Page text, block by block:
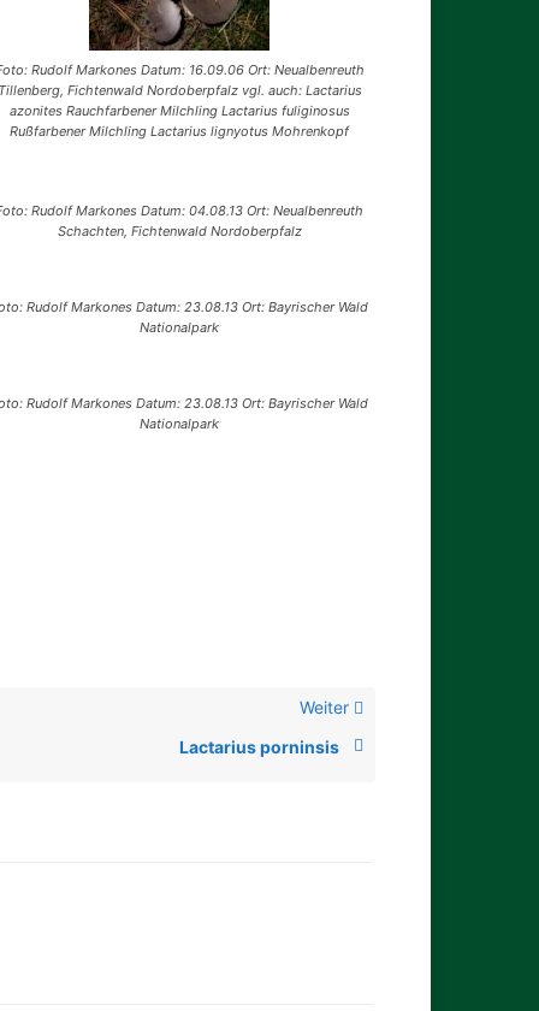
Rudolf Markones Datum: 16.09.06 Ort: Neualbenreuth
Fichtenwald Nordoberpfalz vgl. auch: Lactarius
azonites Rauchfarbener Milchling Lactarius fuliginosus
Rußfarbener Milchling Lactarius lignyotus Mohrenkopf
Rudolf Markones Datum: 04.08.13 Ort: Neualbenreuth
Schachten, Fichtenwald Nordoberpfalz
Rudolf Markones Datum: 23.08.13 Ort: Bayrischer Wald
Nationalpark
Rudolf Markones Datum: 23.08.13 Ort: Bayrischer Wald
Nationalpark
Weiter
Lactarius porninsis